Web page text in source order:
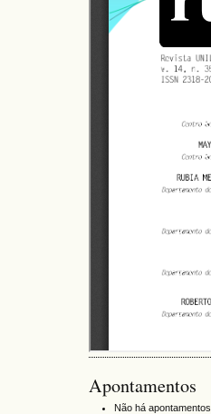
Apontamentos
Não há apontamentos.